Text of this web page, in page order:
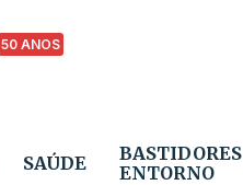
50 ANOS
SAÚDE
BASTIDORES
ENTORNO